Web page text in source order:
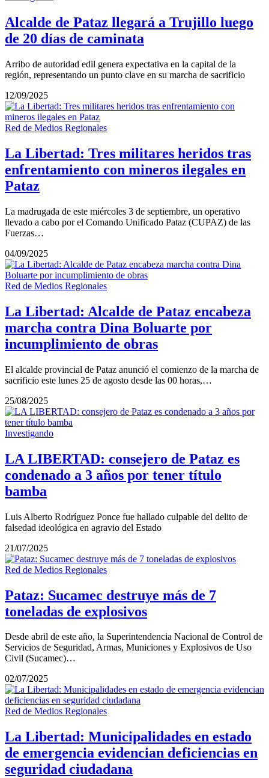
Alcalde de Pataz llegará a Trujillo luego
de 20 días de caminata
Arribo de autoridad edil genera expectativa en la capital de la
región, representando un punto clave en su marcha de sacrificio
12/09/2025
Red de Medios Regionales
La Libertad: Tres militares heridos tras
enfrentamiento con mineros ilegales en
Pataz
La madrugada de este miércoles 3 de septiembre, un operativo
llevado a cabo por el Comando Unificado Pataz (CUPAZ) de las
Fuerzas…
04/09/2025
Red de Medios Regionales
La Libertad: Alcalde de Pataz encabeza
marcha contra Dina Boluarte por
incumplimiento de obras
El alcalde provincial de Pataz anunció el comienzo de la marcha de
sacrificio este lunes 25 de agosto desde las 00 horas,…
25/08/2025
Investigando
LA LIBERTAD: consejero de Pataz es
condenado a 3 años por tener título
bamba
Luis Alberto Rodríguez Ponce fue hallado culpable del delito de
falsedad ideológica en agravio del Estado
21/07/2025
Red de Medios Regionales
Pataz: Sucamec destruye más de 7
toneladas de explosivos
Desde abril de este año, la Superintendencia Nacional de Control de
Servicios de Seguridad, Armas, Municiones y Explosivos de Uso
Civil (Sucamec)…
02/07/2025
Red de Medios Regionales
La Libertad: Municipalidades en estado
de emergencia evidencian deficiencias en
seguridad ciudadana